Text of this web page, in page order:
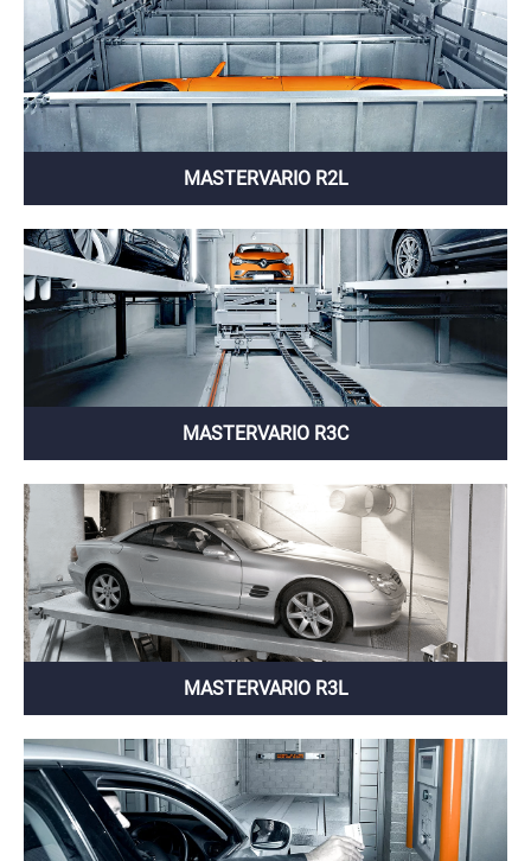
MASTERVARIO R2L
MASTERVARIO R3C
MASTERVARIO R3L